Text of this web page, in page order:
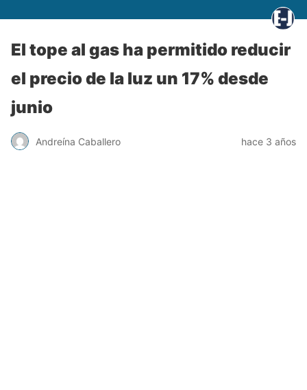
El tope al gas ha permitido reducir
el precio de la luz un 17% desde
junio
Andreína Caballero hace 3 años